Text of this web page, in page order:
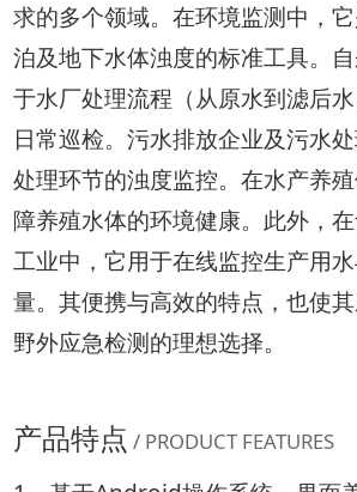
求的多个领域。在环境监测中，
泊及地下水体浊度的标准工具。
于水厂处理流程（从原水到滤后
日常巡检。污水排放企业及污水
处理环节的浊度监控。在水产养
障养殖水体的环境健康。此外，
工业中，它用于在线监控生产用
量。其便携与高效的特点，也使
野外应急检测的理想选择。
产品特点 / PRODUCT FEATURES